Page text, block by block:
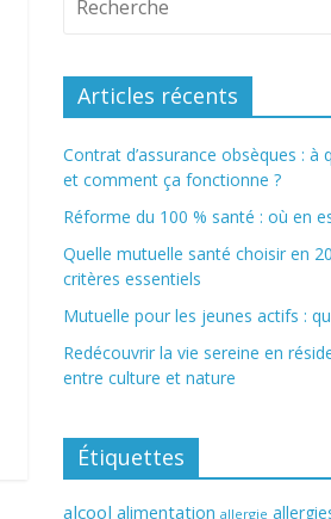
Articles récents
Contrat d’assurance obsèques : à
et comment ça fonctionne ?
Réforme du 100 % santé : où en
Quelle mutuelle santé choisir en
critères essentiels
Mutuelle pour les jeunes actifs :
Redécouvrir la vie sereine en
entre culture et nature
Étiquettes
alcool alimentation allergie